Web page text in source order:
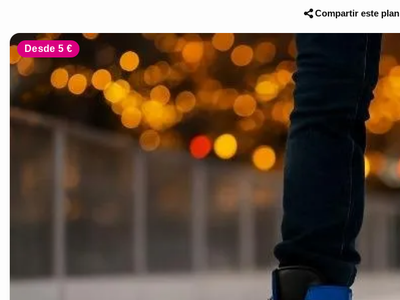
Compartir este plan
Desde 5 €